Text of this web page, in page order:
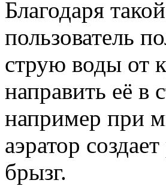
Благодаря
пользователь
струю воды от
направить её в
например при
аэратор
брызг.